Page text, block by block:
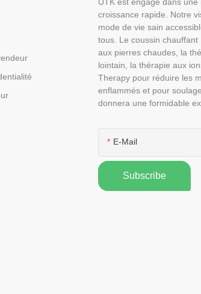
croissance rapide. Notre
mode de vie sain
tous. Le coussin
aux pierres chaudes, la
lointain, la thérapie aux
Therapy pour réduire les
enflammés et pour
donnera une formidable
E-Mail
Subscribe